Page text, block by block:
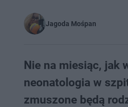
Jagoda Mośpan
Nie na miesiąc, jak
neonatologia w
zmuszone będą